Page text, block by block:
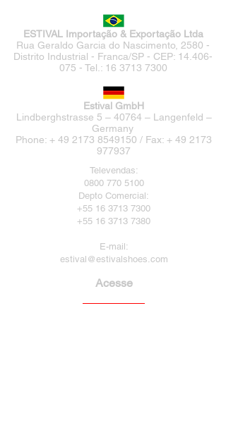
ESTIVAL Importação & Exportação Ltda
Rua Geraldo Garcia do Nascimento, 2580 -
Distrito Industrial - Franca/SP - CEP: 14.406-
075 - Tel.: 16 3713 7300
Estival GmbH
Lindberghstrasse 5 – 40764 – Langenfeld –
Germany
Phone: + 49 2173 8549150 / Fax: + 49 2173
977937
Televendas:
0800 770 5100
Depto Comercial:
+55 16 3713 7300
+55 16 3713 7380
E-mail:
estival@estivalshoes.com
Acesse